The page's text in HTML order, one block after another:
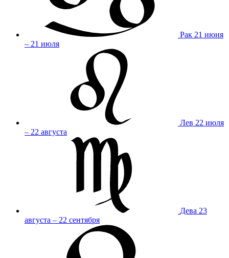
Рак 21 июня
– 21 июля
Лев 22 июля
– 22 августа
Дева 23
августа – 22 сентября